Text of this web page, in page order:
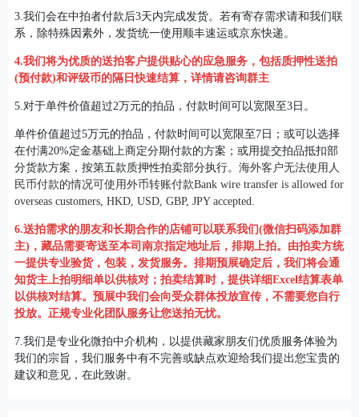
3.我们会在中拍者付款后3天内完成发货。若有寄存需求请和我们联
系，除特殊因素外，发货统一使用顺丰速运或京东快递。
4.我们将为优质的送拍客户提供贴心的应急服务，包括质押性送拍
(预付款)和评级币的隔日快速结算，详情请咨询群主
5.对于单件价值超过2万元的拍品，付款时间可以宽限至3日。
单件价值超过5万元的拍品，付款时间可以宽限至7日；或可以选择
在付满20%定金基础上商定分期付款的方案；或用提交拍品抵扣部
分货款方案，按第五款质押性拍卖部分执行。 海外客户无法使用人
民币付款的情况可使用外币转账付款Bank wire transfer is allowed for
overseas customers, HKD, USD, GBP, JPY accepted.
6.送拍需求的朋友和长期合作的店铺可以联系我们(微信扫码添加群
主)，藏品需要寄送至本司南京指定地址后，排期上拍。由拍卖方统
一提供专业验货，包装，发货服务。排期预展确定后，我们将会通
知货主上拍明细单以供核对；拍卖结算时，提供详细Excel结算表单
以供核对结算。预展中我们会向受众群体投放宣传，不需要您自行
投放。正规专业化团队服务让您送拍无忧。
7.我们是专业化微拍中介机构，以提供藏家朋友们优质服务体验为
我们的宗旨，我们服务中有不完善或缺点欢迎给我们提出您宝贵的
建议和意见，在此致谢。